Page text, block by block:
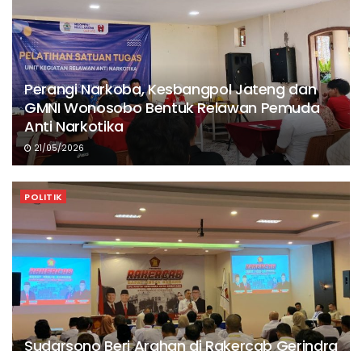
Perangi Narkoba, Kesbangpol Jateng dan
GMNI Wonosobo Bentuk Relawan Pemuda
Anti Narkotika
21/05/2026
POLITIK
Sudarsono Beri Arahan di Rakercab Gerindra